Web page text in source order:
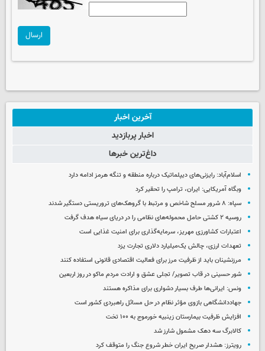
ارسال
آخرین اخبار
اخبار پربازدید
داغ‌ترین خبرها
اسلام‌آباد: رایزنی‌های دیپلماتیک درباره منطقه و تنگه هرمز ادامه دارد
وبگاه آمریکایی: ایران، ترامپ را تحقیر کرد
سپاه: ۸ شرور مسلح شاخص و مرتبط با گروهک‌های تروریستی دستگیر شدند
روسیه ۲ کشتی حامل محموله‌های نظامی را در دریای سیاه هدف گرفت
اعتبارات کشاورزی مهریز، سرمایه‌گذاری برای امنیت غذایی است
تعهدات ارزی، چالش یک‌میلیارد دلاری تجارت یزد
مرزنشینان باید از ظرفیت مرز برای فعالیت اقتصادی قانونی استفاده کنند
شور حسینی در قاب تصویر/ تجلی عشق و ارادت مردم ماکو در روز اربعین
ونس: ایرانی‌ها طرف بسیار دشواری برای مذاکره هستند
جهاددانشگاهی بازوی مؤثر نظام در حل مسائل راهبردی کشور است
افزایش ظرفیت بیمارستان زینبیه خورموج به ۱۰۰ تخت
کالابرگ سه دهک مشمول شارز شد
رویترز: هشدار صریح ایران خطر شروع جنگ را متوقف کرد